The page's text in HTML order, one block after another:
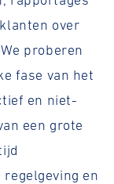
over
proberen
fase van het
en niet-
een grote
en